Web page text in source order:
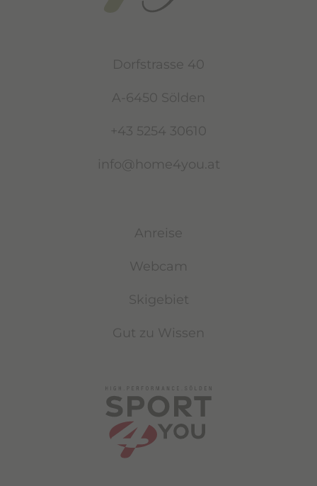
Dorfstrasse 40
A-6450 Sölden
+43 5254 30610
info@home4you.at
Anreise
Webcam
Skigebiet
Gut zu Wissen